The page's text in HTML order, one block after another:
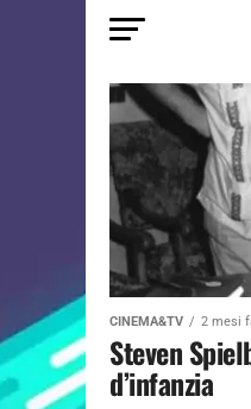
CINEMA&TV 2 mesi
Steven
d’infanzia